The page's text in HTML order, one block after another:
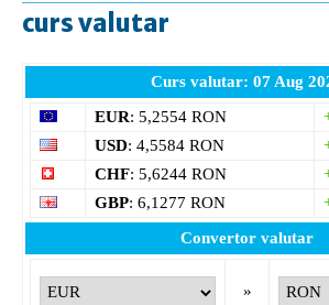
curs valutar
Curs valutar: 07 Aug
EUR: 5,2554 RON
USD: 4,5584 RON
CHF: 5,6244 RON
GBP: 6,1277 RON
Convertor valutar
»